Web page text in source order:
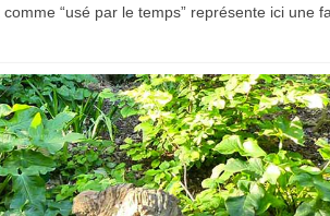
comme “usé par le temps” représente ici une